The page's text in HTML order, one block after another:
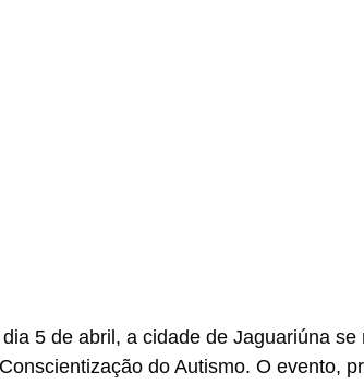
5 de abril, a cidade de Jaguariúna
do Autismo. O evento,